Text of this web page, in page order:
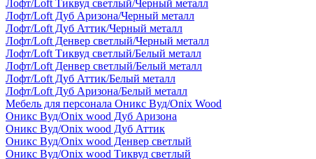
Лофт/Loft Тиквуд светлый/Черный металл
Лофт/Loft Дуб Аризона/Черный металл
Лофт/Loft Дуб Аттик/Черный металл
Лофт/Loft Денвер светлый/Черный металл
Лофт/Loft Тиквуд светлый/Белый металл
Лофт/Loft Денвер светлый/Белый металл
Лофт/Loft Дуб Аттик/Белый металл
Лофт/Loft Дуб Аризона/Белый металл
Мебель для персонала Оникс Вуд/Onix Wood
Оникс Вуд/Onix wood Дуб Аризона
Оникс Вуд/Onix wood Дуб Аттик
Оникс Вуд/Onix wood Денвер светлый
Оникс Вуд/Onix wood Тиквуд светлый